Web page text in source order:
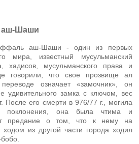
аш-Шаши
аш-Шаши - один из первых
мира, известный мусульманский
хадисов, мусульманского права и
говорили, что свое прозвище ал
означает «замочник», он
удивительного замка с ключом, вес
После его смерти в 976/77 г., могила
поклонения, она была чтима и
предание о том, что к нему на
из другой части города ходил